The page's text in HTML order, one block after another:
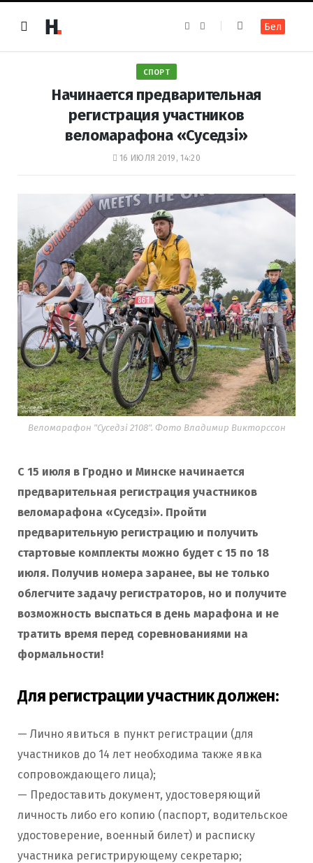
e
k
t
a
m
Бел
СПОРТ
Начинается предварительная
регистрация участников
веломарафона «Суседзi»
16 ИЮЛЯ 2019, 14:20
Веломарафон "Суседзі 2108". Фото Владимир Викторссон
С 15 июля в Гродно и Минске начинается
предварительная регистрация участников
веломарафона «Суседзi». Пройти
предварительную регистрацию и получить
стартовые комплекты можно будет с 15 по 18
июля. Получив номера заранее, вы не только
облегчите задачу регистраторов, но и получите
возможность выспаться в день марафона и не
тратить время перед соревнованиями на
формальности!
Для регистрации участник должен:
— Лично явиться в пункт регистрации (для
участников до 14 лет необходима также явка
сопровождающего лица);
— Предоставить документ, удостоверяющий
личность либо его копию (паспорт, водительское
удостоверение, военный билет) и расписку
участника регистрирующему секретарю;